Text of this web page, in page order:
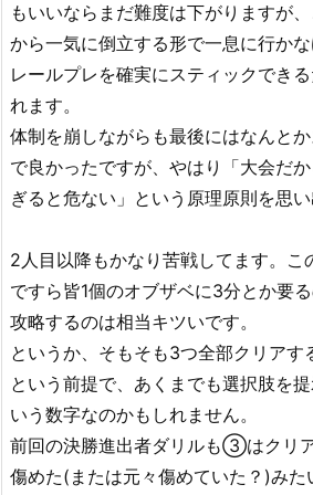
もいいならまだ難度は下がりますが
から一気に倒立する形で一息に行かな
レールプレを確実にスティックでき
れます。
体制を崩しながらも最後にはなんと
で良かったですが、やはり「大会だ
ぎると危ない」という原理原則を思い
2人目以降もかなり苦戦してます。こ
ですら皆1個のオブザベに3分とか要
攻略するのは相当キツいです。
というか、そもそも3つ全部クリアす
という前提で、あくまでも選択肢を
いう数字なのかもしれません。
前回の決勝進出者ダリルも③はクリ
傷めた(または元々傷めていた？)みた